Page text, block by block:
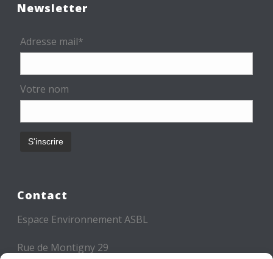
Newsletter
Adresse mail*
Votre nom
Contact
Espace Environnement ASBL
Rue de Montigny 29